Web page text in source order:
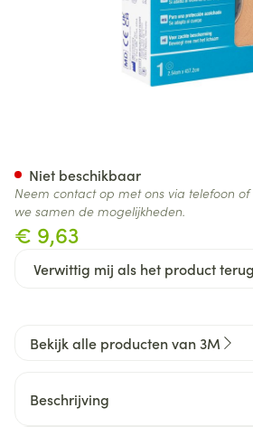
€ 9,63
Verwittig mij als het product
Niet beschikbaar
Neem contact op met ons via telefoon
we samen de mogelijkheden.
Bekijk alle producten van 3M
Beschrijving